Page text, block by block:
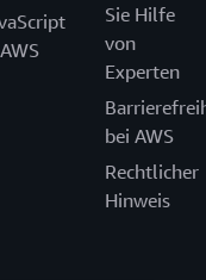
Sie Hilfe
von
Experten
bei AWS
Rechtlicher
Hinweis